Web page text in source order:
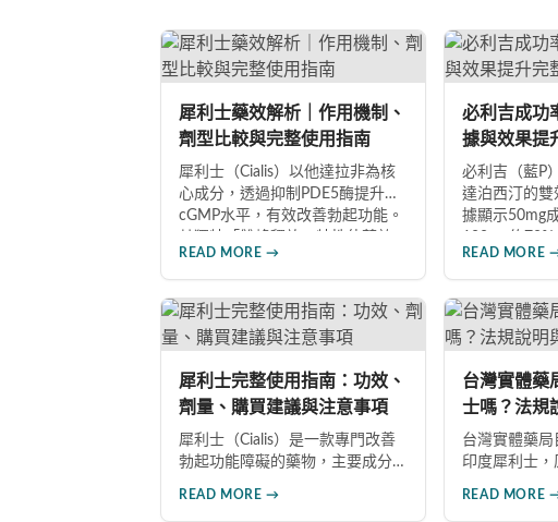
犀利士藥效解析｜作用機制、
劑型比較與完整使用指南
犀利士（Cialis）以他達拉非為核
心成分，透過抑制PDE5酶提升
cGMP水平，有效改善勃起功能。
可持續36小時，兼具速效20mg與
每日錠5mg兩種劑型。文章深入比
較各劑型差異，分析臨床數據
（晨勃改善83%、成功插入率
91%），並提供用藥注意事項，協
助男性根據需求選擇最適合的犀
利士規格。
READ MORE →
必利吉成功
據與效果提
必利吉（藍P
達泊西汀的雙
據顯示50mg
88%。本文詳
議，包括性刺
整、飲食禁忌
充分發揮藥物
生活。
READ MORE
犀利士完整使用指南：功效、
劑量、購買建議與注意事項
犀利士（Cialis）是一款專門改善
勃起功能障礙的藥物，主要成分
READ MORE →
台灣實體藥
士嗎？法規
南
台灣實體藥
印度犀利士
READ MORE